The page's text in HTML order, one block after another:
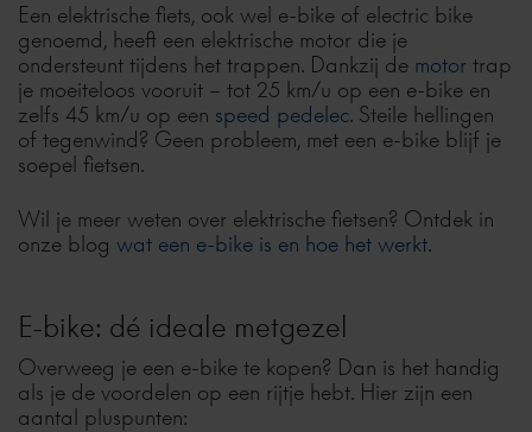
Een elektrische fiets, ook wel e-bike of electric bike
genoemd, heeft een elektrische motor die je
ondersteunt tijdens het trappen. Dankzij de motor trap
je moeiteloos vooruit – tot 25 km/u op een e-bike en
zelfs 45 km/u op een speed pedelec. Steile hellingen
of tegenwind? Geen probleem, met een e-bike blijf je
soepel fietsen.
Wil je meer weten over elektrische fietsen? Ontdek in
onze blog wat een e-bike is en hoe het werkt.
E-bike: dé ideale metgezel
Overweeg je een e-bike te kopen? Dan is het handig
als je de voordelen op een rijtje hebt. Hier zijn een
aantal pluspunten: